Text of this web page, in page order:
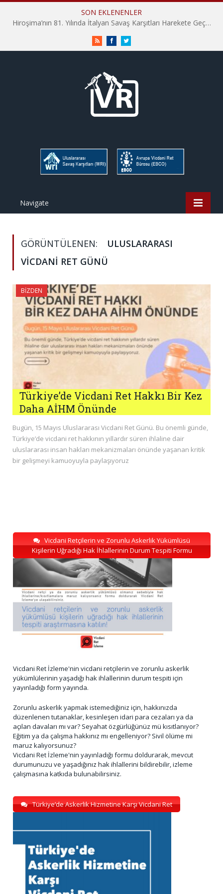
SON EKLENENLER
Hiroşima’nın 81. Yılında İtalyan Savaş Karşıtları Harekete Geçti: “Hatırlamak yeterli değil”
RSS FacebookTwitter
Navigate
GÖRÜNTÜLENEN:
ULUSLARARASI
VICDANI RET GÜNÜ
BIZDEN
Türkiye’de Vicdani Ret Hakkı Bir Kez
Daha AİHM Önünde
Bugün, 15 Mayıs Uluslararası Vicdani Ret Günü. Bu önemli günde,
Türkiye’de vicdani ret hakkının yıllardır süren ihlaline dair
uluslararası insan hakları mekanizmaları önünde yaşanan kritik
bir gelişmeyi kamuoyuyla paylaşıyoruz
Vicdani Retçilerin ve Zorunlu Askerlik Yükümlüsü
Kişilerin Uğradığı Hak İhlallerinin Durum Tespiti Formu
Vicdani Ret İzleme'nin vicdani retçilerin ve zorunlu askerlik
yükümlülerinin yaşadığı hak ihlallerinin durum tespiti için
yayınladığı form yayında.
Zorunlu askerlik yapmak istemediğiniz için, hakkınızda
düzenlenen tutanaklar, kesinleşen idari para cezaları ya da
açılan davaları mı var? Seyahat özgürlüğünüz mü kısıtlanıyor?
Eğitim ya da çalışma hakkınız mı engelleniyor? Sivil ölüme mi
maruz kalıyorsunuz?
Vicdani Ret İzleme'nin yayınladığı formu doldurarak, mevcut
durumunuzu ve yaşadığınız hak ihlallerini bildirebilir, izleme
çalışmasına katkıda bulunabilirsiniz.
Türkiye’de Askerlik Hizmetine Karşı Vicdani Ret